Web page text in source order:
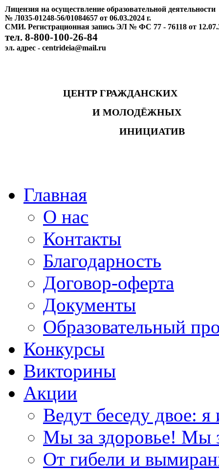
Лицензия на осуществление образовательной деятельности
№ Л035-01248-56/01084657 от 06.03.2024 г.
СМИ. Регистрационная запись ЭЛ № ФС 77 - 76118 от
тел. 8-800-100-26-84
эл. адрес - centrideia@mail.ru
ЦЕНТР ГРАЖДАНСКИХ
И МОЛОДЁЖНЫХ
ИНИЦИАТИВ
Главная
О нас
Контакты
Благодарность
Договор-оферта
Документы
Образовательный
Конкурсы
Викторины
Акции
Ведут беседу двое: я
Мы за здоровье! Мы
От гибели и